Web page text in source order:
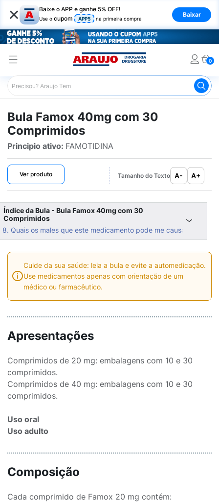
× Baixe o APP e ganhe 5% OFF!
Use o cupom APP5 na primeira compra
Baixar
0
Araujo Bulário Araujo Famox 40mg com 30
Bula Famox 40mg com 30
Comprimidos
Principio ativo: FAMOTIDINA
Ver produto Tamanho do Texto A- A+
Índice da Bula - Bula Famox 40mg com 30
Comprimidos
8. Quais os males que este medicamento pode me causar?
Cuide da sua saúde: leia a bula e evite a automedicação.
Use medicamentos apenas com orientação de um
médico ou farmacêutico.
Apresentações
Comprimidos de 20 mg: embalagens com 10 e 30
comprimidos.
Comprimidos de 40 mg: embalagens com 10 e 30
comprimidos.
Uso oral
Uso adulto
Composição
Cada comprimido de Famox 20 mg contém: